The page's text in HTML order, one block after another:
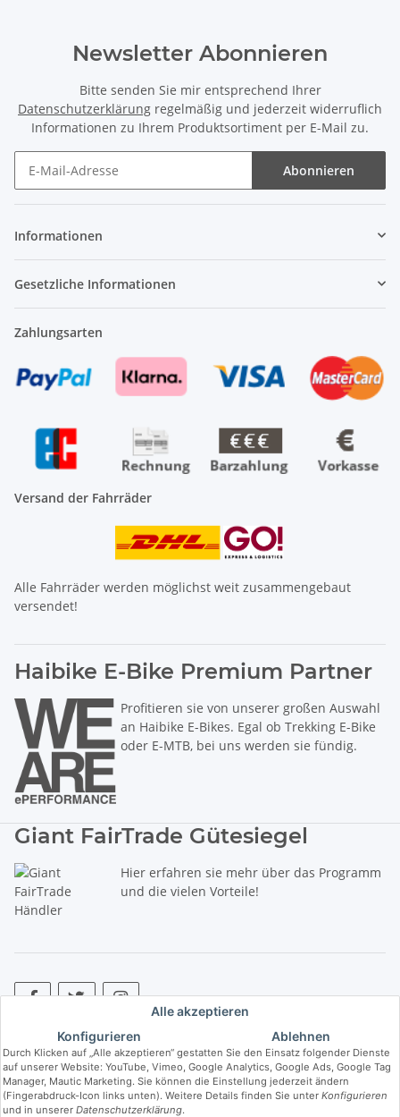
Alle akzeptieren
Konfigurieren
Ablehnen
Durch Klicken auf „Alle akzeptieren“ gestatten Sie den Einsatz folgender Dienste
auf unserer Website: YouTube, Vimeo, Google Analytics, Google Ads, Google Tag
Manager, Mautic Marketing. Sie können die Einstellung jederzeit ändern
(Fingerabdruck-Icon links unten). Weitere Details finden Sie unter Konfigurieren
und in unserer Datenschutzerklärung.
Newsletter Abonnieren
Bitte senden Sie mir entsprechend Ihrer
Datenschutzerklärung regelmäßig und jederzeit widerruflich
Informationen zu Ihrem Produktsortiment per E-Mail zu.
Abonnieren
Informationen
Gesetzliche Informationen
Zahlungsarten
Versand der Fahrräder
Alle Fahrräder werden möglichst weit zusammengebaut
versendet!
Haibike E-Bike Premium Partner
Profitieren sie von unserer großen Auswahl
an Haibike E-Bikes. Egal ob Trekking E-Bike
oder E-MTB, bei uns werden sie fündig.
Giant FairTrade Gütesiegel
Hier erfahren sie mehr über das Programm
und die vielen Vorteile!
* Alle Preise inkl. gesetzlicher USt., zzgl.
. ** Hierbei handelt es
sich um die unverbindliche Preisempfehlung des Herstellers (kurz UVP).
© Copyright © 2017 bis 2025 bike-store de Vertriebs GmbH - Der Radladen